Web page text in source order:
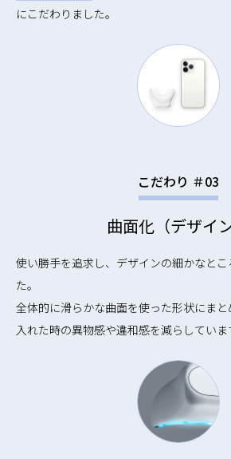
にこだわりました。
こだわり ＃03
曲面化（デザイン
使い勝手を追求し、デザインの細かなと
た。
全体的に滑らかな曲面を使った形状にま
入れた時の異物感や違和感を減らしていま